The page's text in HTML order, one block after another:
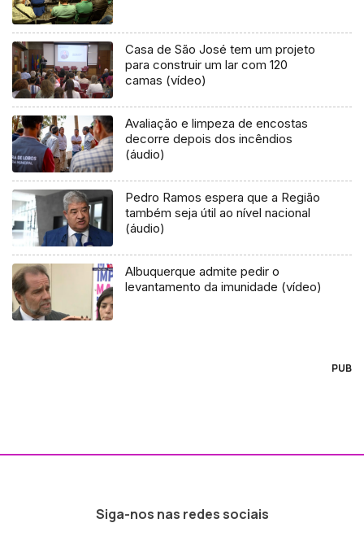
Casa de São José tem um projeto
para construir um lar com 120
camas (vídeo)
Avaliação e limpeza de encostas
decorre depois dos incêndios
(áudio)
Pedro Ramos espera que a Região
também seja útil ao nível nacional
(áudio)
Albuquerque admite pedir o
levantamento da imunidade (vídeo)
PUB
Siga-nos nas redes sociais